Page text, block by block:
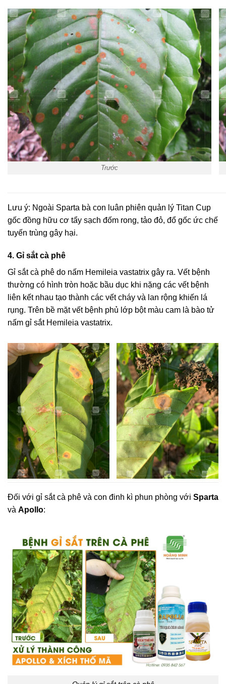
Trước
Lưu ý: Ngoài Sparta bà con luân phiên quản lý Titan Cup
gốc đồng hữu cơ tẩy sạch đốm rong, tảo đỏ, đổ gốc ức chế
tuyến trùng gây hại.
4. Gỉ sắt cà phê
Gỉ sắt cà phê do nấm Hemileia vastatrix gây ra. Vết bệnh
thường có hình tròn hoặc bầu dục khi nặng các vết bệnh
liên kết nhau tạo thành các vết cháy và lan rộng khiến lá
rụng. Trên bề mặt vết bệnh phủ lớp bột màu cam là bào tử
nấm gỉ sắt Hemileia vastatrix.
Đối với gỉ sắt cà phê và con đinh kì phun phòng với Sparta
và Apollo: